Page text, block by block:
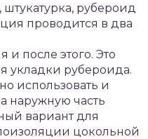
рубероид
проводится в два
после этого. Это
укладки рубероида.
использовать и
наружную часть
вариант для
цокольной